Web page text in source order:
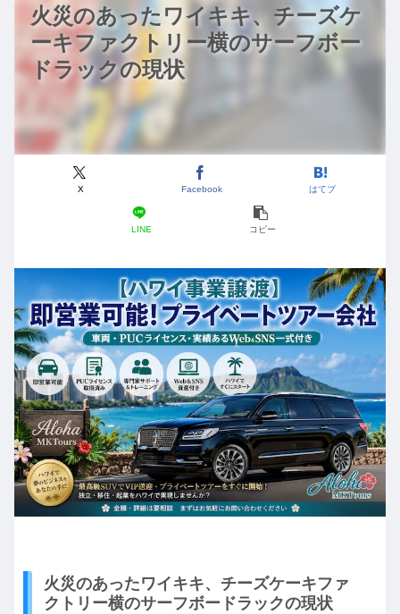
火災のあったワイキキ、チーズケ
ーキファクトリー横のサーフボー
ドラックの現状
X Facebook はてブ
LINE コピー
火災のあったワイキキ、チーズケーキファ
クトリー横のサーフボードラックの現状